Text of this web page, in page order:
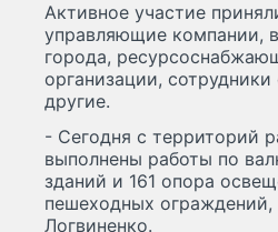
Активное участие
управляющие компании,
города,
организации,
другие.
- Сегодня с территорий
выполнены работы по
зданий и 161 опора
пешеходных
Логвиненко.